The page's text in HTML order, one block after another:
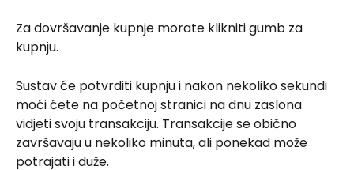
Za dovršavanje kupnje morate klikniti gumb za
kupnju.
Sustav će potvrditi kupnju i nakon nekoliko sekundi
moći ćete na početnoj stranici na dnu zaslona
vidjeti svoju transakciju. Transakcije se obično
završavaju u nekoliko minuta, ali ponekad može
potrajati i duže.